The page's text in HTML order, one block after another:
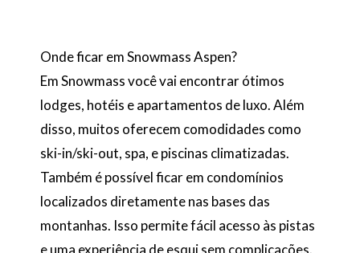
Onde ficar em Snowmass Aspen?
Em Snowmass você vai encontrar ótimos
lodges, hotéis e apartamentos de luxo. Além
disso, muitos oferecem comodidades como
ski-in/ski-out, spa, e piscinas climatizadas.
Também é possível ficar em condomínios
localizados diretamente nas bases das
montanhas. Isso permite fácil acesso às pistas
e uma experiência de esqui sem complicações.